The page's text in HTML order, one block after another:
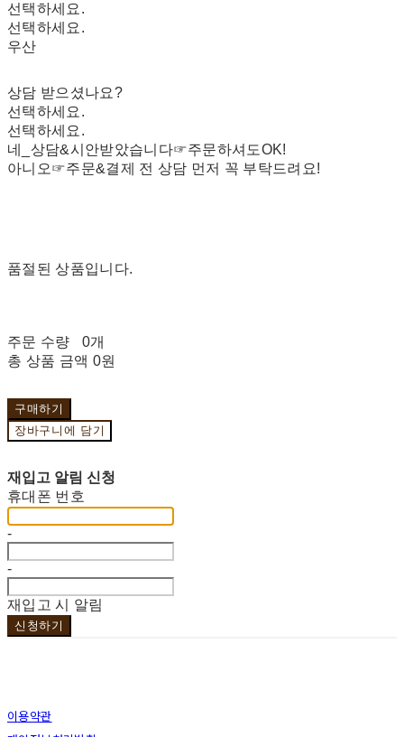
선택하세요.
선택하세요.
우산
상담 받으셨나요?
선택하세요.
선택하세요.
네_상담&시안받았습니다☞주문하셔도OK!
아니오☞주문&결제 전 상담 먼저 꼭 부탁드려요!
품절된 상품입니다.
주문 수량
0개
총 상품 금액 0원
구매하기
장바구니에 담기
재입고 알림 신청
휴대폰 번호
-
-
재입고 시 알림
신청하기
이용약관